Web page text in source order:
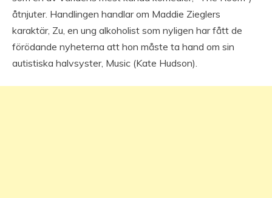
åtnjuter. Handlingen handlar om Maddie Zieglers
karaktär, Zu, en ung alkoholist som nyligen har fått de
förödande nyheterna att hon måste ta hand om sin
autistiska halvsyster, Music (Kate Hudson).